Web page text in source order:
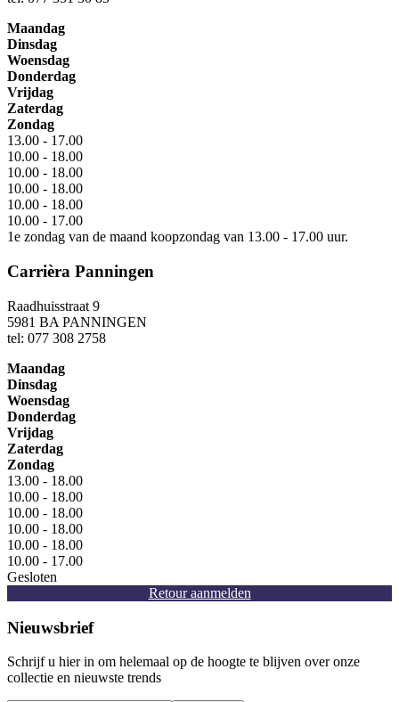
Maandag
Dinsdag
Woensdag
Donderdag
Vrijdag
Zaterdag
Zondag
13.00 - 17.00
10.00 - 18.00
10.00 - 18.00
10.00 - 18.00
10.00 - 18.00
10.00 - 17.00
1e zondag van de maand koopzondag van 13.00 - 17.00 uur.
Carrièra Panningen
Raadhuisstraat 9
5981 BA PANNINGEN
tel: 077 308 2758
Maandag
Dinsdag
Woensdag
Donderdag
Vrijdag
Zaterdag
Zondag
13.00 - 18.00
10.00 - 18.00
10.00 - 18.00
10.00 - 18.00
10.00 - 18.00
10.00 - 17.00
Gesloten
Retour aanmelden
Nieuwsbrief
Schrijf u hier in om helemaal op de hoogte te blijven over onze
collectie en nieuwste trends